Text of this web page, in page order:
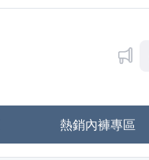
熱銷內褲專區